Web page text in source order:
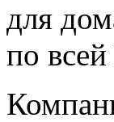
для
по